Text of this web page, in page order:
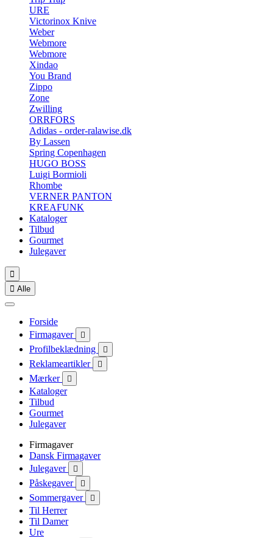
URE
Victorinox Knive
Weber
Webmore
Webmore
Xindao
You Brand
Zippo
Zone
Zwilling
ORRFORS
Adidas - order-ralawise.dk
By Lassen
Spring Copenhagen
HUGO BOSS
Luigi Bormioli
Rhombe
VERNER PANTON
KREAFUNK
Kataloger
Tilbud
Gourmet
Julegaver

 Alle
Forside
Firmagaver

Profilbeklædning 
Reklameartikler 
Mærker 
Kataloger
Tilbud
Gourmet
Julegaver
Firmagaver
Dansk Firmagaver
Julegaver

Påskegaver 
Sommergaver 
Til Herrer
Til Damer
Ure